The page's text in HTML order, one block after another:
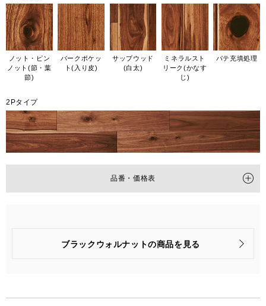
ノット・ピン
ノット(節・葉
節)
バークポケッ
ト(入り皮)
サップウッド
(白太)
ミネラルスト
リーク(かなす
じ)
パテ充填処理
2Pタイプ
品番・価格表
6枚(1坪=3.3㎡)入
ブラックウォルナットの商品を見る